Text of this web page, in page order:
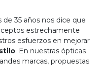
35 años nos dice que
estrechamente
esfuerzos en mejorar
. En nuestras ópticas
marcas, propuestas